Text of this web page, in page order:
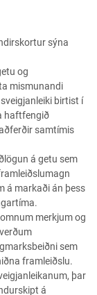
sýna
og
mismunandi
birtist í
haftfengið
samtímis
á getu sem
á markaði án þess
merkjum og
sem
framleiðslu.
þar
á